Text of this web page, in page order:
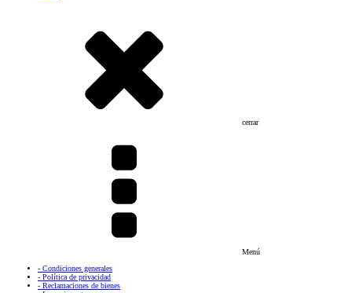
cerrar
Menú
- Condiciones generales
- Política de privacidad
- Reclamaciones de bienes